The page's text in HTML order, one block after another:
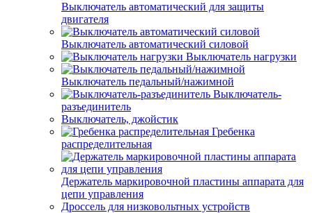
Выключатель автоматический для защиты
двигателя
Выключатель автоматический силовой
Выключатель нагрузки
Выключатель педальный/нажимной
Выключатель-
разъединитель
Выключатель, джойстик
Гребенка
распределительная
Держатель маркировочной пластины аппарата для
цепи управления
Дроссель для низковольтных устройств